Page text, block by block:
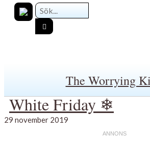
The Worrying
White Friday ❄
29 november 2019